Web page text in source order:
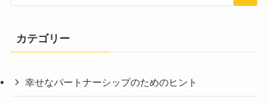
カテゴリー
幸せなパートナーシップのためのヒント